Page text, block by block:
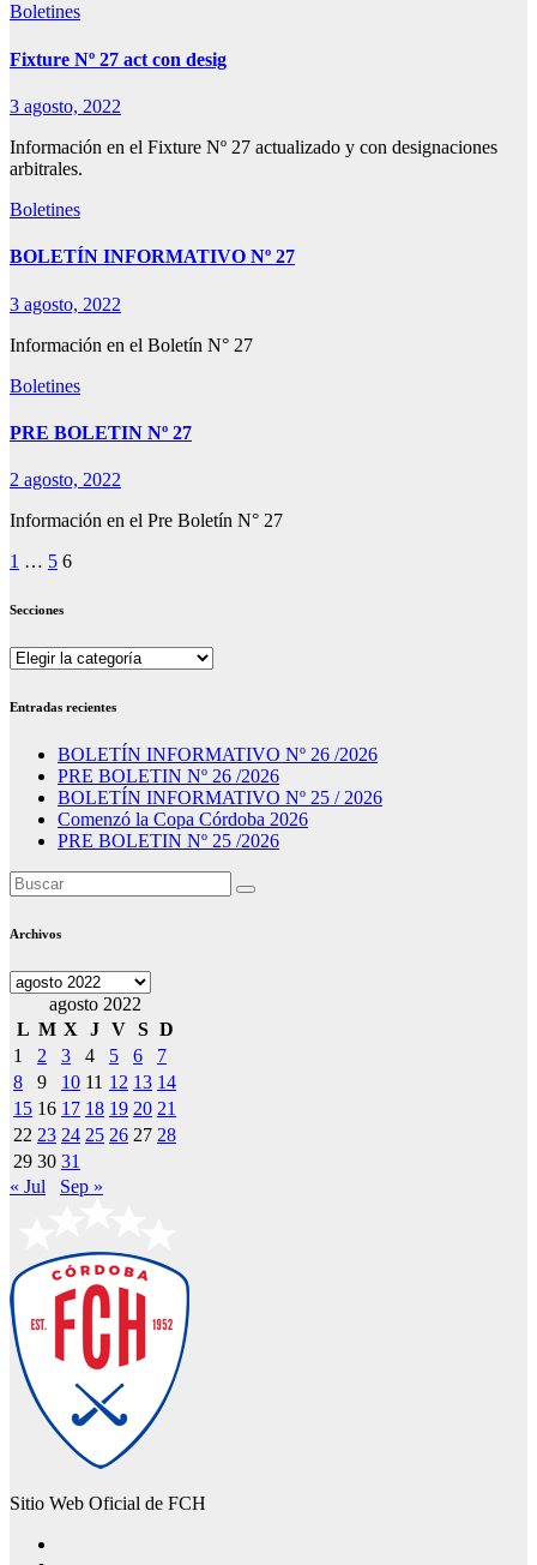
Boletines
Fixture Nº 27 act con desig
3 agosto, 2022
Información en el Fixture Nº 27 actualizado y con designaciones
arbitrales.
Boletines
BOLETÍN INFORMATIVO Nº 27
3 agosto, 2022
Información en el Boletín N° 27
Boletines
PRE BOLETIN Nº 27
2 agosto, 2022
Información en el Pre Boletín N° 27
Paginación
de
1 … 5 6
Secciones
Secciones
Entradas recientes
BOLETÍN INFORMATIVO Nº 26 /2026
PRE BOLETIN Nº 26 /2026
BOLETÍN INFORMATIVO Nº 25 / 2026
Comenzó la Copa Córdoba 2026
PRE BOLETIN Nº 25 /2026
Archivos
Archivos
agosto 2022
L M X J V S D
1
2 3 4 5 6
7
8
9 10 11 12 13 14
15 16 17 18 19 20 21
22 23 24 25 26 27 28
29 30 31
« Jul
Sep »
Sitio Web Oficial de FCH